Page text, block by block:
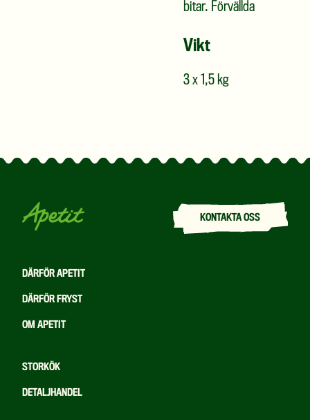
bitar. Förvällda
Vikt
3 x 1,5 kg
KONTAKTA OSS
DÄRFÖR APETIT
DÄRFÖR FRYST
OM APETIT
STORKÖK
DETALJHANDEL